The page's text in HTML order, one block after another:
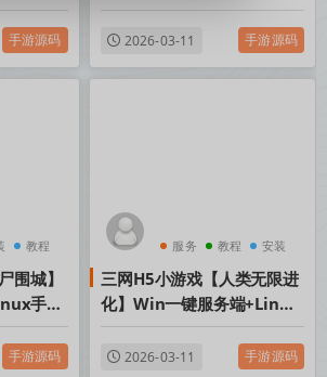
手游源码
服务端+视频架设教程
2026-03-11 手游源码
教程
围城】
手工
手游源码
服务 教程 安装
三网H5小游戏【人类无限进
化】Win一键服务端+Linux
手工服务端+视频架设教程
2026-03-11 手游源码